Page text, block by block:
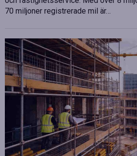
70 miljoner registrerade mil är…